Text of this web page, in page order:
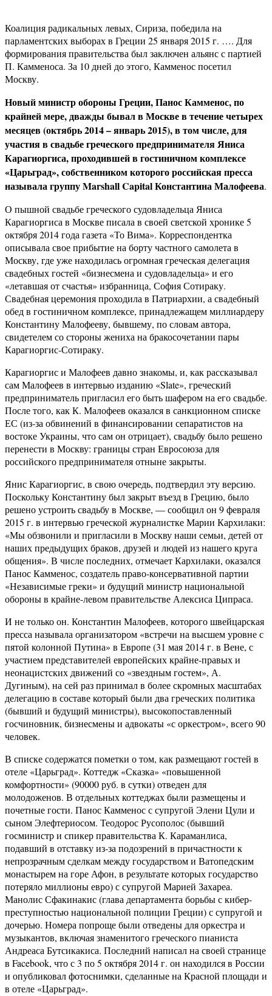
Коалиция радикальных левых, Сириза, победила на
парламентских выборах в Греции 25 января 2015 г. …. Для
формирования правительства был заключен альянс с партией
П. Камменоса. За 10 дней до этого, Камменос посетил
Москву.
Новый министр обороны Греции, Панос Камменос, по
крайней мере, дважды бывал в Москве в течение четырех
месяцев (октябрь 2014 – январь 2015), в том числе, для
участия в свадьбе греческого предпринимателя Яниса
Карагиоргиса, проходившей в гостиничном комплексе
«Царьград», собственником которого российская пресса
называла группу Marshall Capital Константина Малофеева.
О пышной свадьбе греческого судовладельца Яниса
Карагиоргиса в Москве писала в своей светской хронике 5
октября 2014 года газета «То Вима». Корреспондентка
описывала свое прибытие на борту частного самолета в
Москву, где уже находилась огромная греческая делегация
свадебных гостей «бизнесмена и судовладельца» и его
«летавшая от счастья» избранница, София Сотираку.
Свадебная церемония проходила в Патриархии, а свадебный
обед в гостиничном комплексе, принадлежащем миллиардеру
Константину Малофееву, бывшему, по словам автора,
свидетелем со стороны жениха на бракосочетании пары
Карагиоргис-Сотираку.
Карагиоргис и Малофеев давно знакомы, и, как рассказывал
сам Малофеев в интервью изданию «Slate», греческий
предприниматель пригласил его быть шафером на его свадьбе.
После того, как К. Малофеев оказался в санкционном списке
ЕС (из-за обвинений в финансировании сепаратистов на
востоке Украины, что сам он отрицает), свадьбу было решено
перенести в Москву: границы стран Евросоюза для
российского предпринимателя отныне закрыты.
Янис Карагиоргис, в свою очередь, подтвердил эту версию.
Поскольку Константину был закрыт въезд в Грецию, было
решено устроить свадьбу в Москве, — сообщил он 9 февраля
2015 г. в интервью греческой журналистке Марии Кархилаки:
«Мы обзвонили и пригласили в Москву наши семьи, детей от
наших предыдущих браков, друзей и людей из нашего круга
общения». В числе последних, отмечает Кархилаки, оказался
Панос Камменос, создатель право-консервативной партии
«Независимые греки» и будущий министр национальной
обороны в крайне-левом правительстве Алексиса Ципраса.
И не только он. Константин Малофеев, которого швейцарская
пресса называла организатором «встречи на высшем уровне с
пятой колонной Путина» в Европе (31 мая 2014 г. в Вене, с
участием представителей европейских крайне-правых и
неонацистских движений со «звездным гостем», А.
Дугиным), на сей раз принимал в более скромных масштабах
делегацию в составе который были два греческих политика
(бывший и будущий министры), высокопоставленный
госчиновник, бизнесмены и адвокаты «с оркестром», всего 90
человек.
В списке содержатся пометки о том, как размещают гостей в
отеле «Царьград». Коттедж «Сказка» «повышенной
комфортности» (90000 руб. в сутки) отведен для
молодоженов. В отдельных коттеджах были размещены и
почетные гости. Панос Камменос с супругой Элени Цули и
сыном Элефтериосом. Теодорос Русополос (бывший
госминистр и спикер правительства К. Караманлиса,
подавший в отставку из-за подозрений в причастности к
непрозрачным сделкам между государством и Ватопедским
монастырем на горе Афон, в результате которых государство
потеряло миллионы евро) с супругой Марией Захареа.
Манолис Сфакинакис (глава департамента борьбы с кибер-
преступностью национальной полиции Греции) с супругой и
дочерью. Номера попроще были отведены для оркестра и
музыкантов, включая знаменитого греческого пианиста
Андреаса Бутсикакиса. Последний написал на своей странице
в Facebook, что с 3 по 5 октября 2014 г. он находился в России
и опубликовал фотоснимки, сделанные на Красной площади и
в отеле «Царьград».